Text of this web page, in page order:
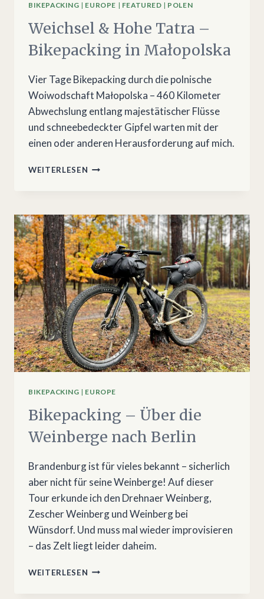
BIKEPACKING | EUROPE | FEATURED | POLEN
Weichsel & Hohe Tatra –
Bikepacking in Małopolska
Vier Tage Bikepacking durch die polnische
Woiwodschaft Małopolska – 460 Kilometer
Abwechslung entlang majestätischer Flüsse
und schneebedeckter Gipfel warten mit der
einen oder anderen Herausforderung auf mich.
WEITERLESEN WEICHSEL
–
BIKEPACKING
IN
MAŁOPOLSKA
BIKEPACKING | EUROPE
Bikepacking – Über die
Weinberge nach Berlin
Brandenburg ist für vieles bekannt – sicherlich
aber nicht für seine Weinberge! Auf dieser
Tour erkunde ich den Drehnaer Weinberg,
Zescher Weinberg und Weinberg bei
Wünsdorf. Und muss mal wieder improvisieren
– das Zelt liegt leider daheim.
WEITERLESEN BIKEPACKING